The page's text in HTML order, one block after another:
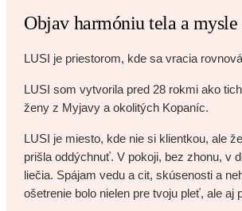
Objav harmóniu tela a mysle
LUSI je priestorom, kde sa vracia
LUSI som vytvorila pred 28 rokmi ako
ženy z Myjavy a okolitých Kopaníc.
LUSI je miesto, kde nie si klientkou, ale
prišla oddýchnuť. V pokoji, bez zhonu, v
liečia. Spájam vedu a cit, skúsenosti a
ošetrenie bolo nielen pre tvoju pleť, ale aj